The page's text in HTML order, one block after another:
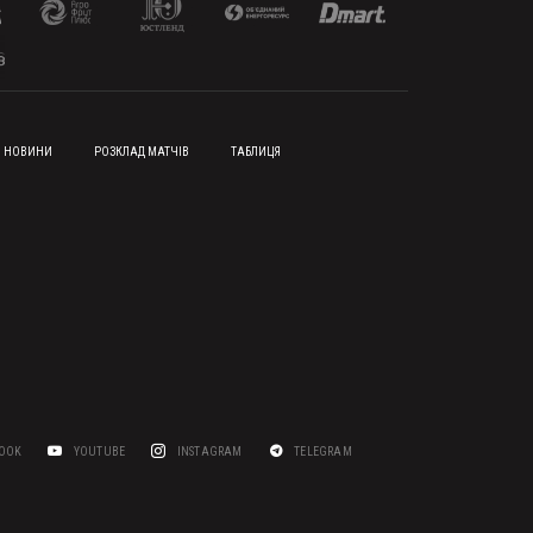
НОВИНИ РОЗКЛАД МАТЧІВ ТАБЛИЦЯ
YOUTUBE INSTAGRAM TELEGRAM